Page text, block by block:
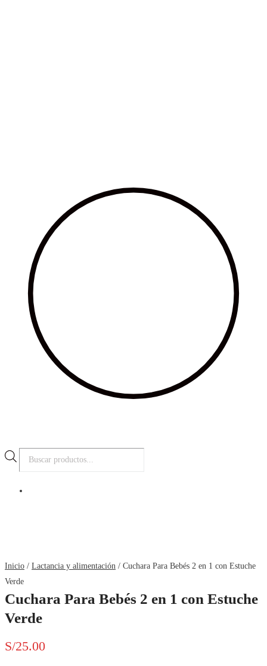
Inicio / Lactancia y alimentación / Cuchara Para Bebés 2 en 1 con Estuche
Verde
Cuchara Para Bebés 2 en 1 con Estuche
Verde
S/25.00